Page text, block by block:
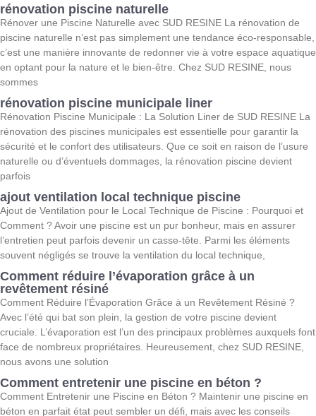
rénovation piscine naturelle
Rénover une Piscine Naturelle avec SUD RESINE La rénovation de
piscine naturelle n’est pas simplement une tendance éco-responsable,
c’est une manière innovante de redonner vie à votre espace aquatique
en optant pour la nature et le bien-être. Chez SUD RESINE, nous
sommes
rénovation piscine municipale liner
Rénovation Piscine Municipale : La Solution Liner de SUD RESINE La
rénovation des piscines municipales est essentielle pour garantir la
sécurité et le confort des utilisateurs. Que ce soit en raison de l’usure
naturelle ou d’éventuels dommages, la rénovation piscine devient
parfois
ajout ventilation local technique piscine
Ajout de Ventilation pour le Local Technique de Piscine : Pourquoi et
Comment ? Avoir une piscine est un pur bonheur, mais en assurer
l’entretien peut parfois devenir un casse-tête. Parmi les éléments
souvent négligés se trouve la ventilation du local technique,
Comment réduire l’évaporation grâce à un
revêtement résiné
Comment Réduire l’Évaporation Grâce à un Revêtement Résiné ?
Avec l’été qui bat son plein, la gestion de votre piscine devient
cruciale. L’évaporation est l’un des principaux problèmes auxquels font
face de nombreux propriétaires. Heureusement, chez SUD RESINE,
nous avons une solution
Comment entretenir une piscine en béton ?
Comment Entretenir une Piscine en Béton ? Maintenir une piscine en
béton en parfait état peut sembler un défi, mais avec les conseils